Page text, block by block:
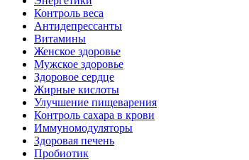
Контроль веса
Антидепрессанты
Витамины
Женское здоровье
Мужское здоровье
Здоровое сердце
Жирные кислоты
Улучшение пищеварения
Контроль сахара в крови
Иммуномодуляторы
Здоровая печень
Пробиотик